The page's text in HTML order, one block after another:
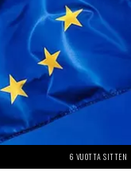
6 VUOTTA SITTEN